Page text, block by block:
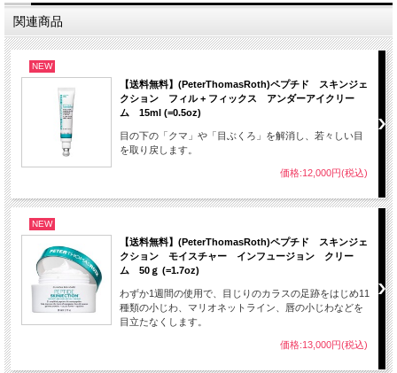
関連商品
NEW
【送料無料】(PeterThomasRoth)ペプチド スキンジェ
クション フィル + フィックス アンダーアイクリー
ム 15ml (=0.5oz)
目の下の「クマ」や「目ぶくろ」を解消し、若々しい目
を取り戻します。
価格:12,000円(税込)
NEW
【送料無料】(PeterThomasRoth)ペプチド スキンジェ
クション モイスチャー インフュージョン クリー
ム 50ｇ (=1.7oz)
わずか1週間の使用で、目じりのカラスの足跡をはじめ11
種類の小じわ、マリオネットライン、唇の小じわなどを
目立たなくします。
価格:13,000円(税込)